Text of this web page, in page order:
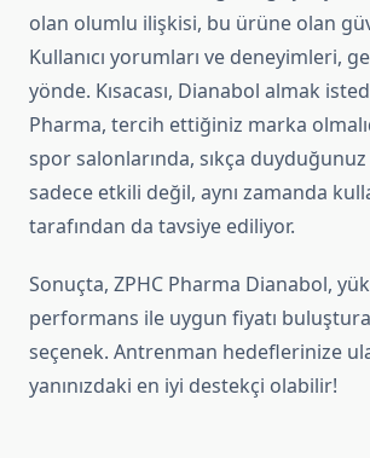
olan olumlu ilişkisi, bu ürüne olan
Kullanıcı yorumları ve deneyimleri,
yönde. Kısacası, Dianabol almak
Pharma, tercih ettiğiniz marka
spor salonlarında, sıkça
sadece etkili değil, aynı zamanda
tarafından da tavsiye ediliyor.
Sonuçta, ZPHC Pharma Dianabol,
performans ile uygun fiyatı
seçenek. Antrenman hedeflerinize
yanınızdaki en iyi destekçi olabilir!